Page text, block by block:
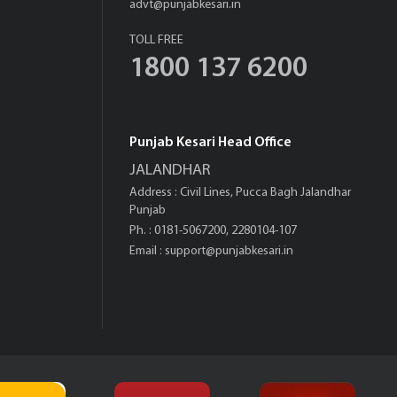
advt@punjabkesari.in
TOLL FREE
1800 137 6200
Punjab Kesari Head Office
JALANDHAR
Address : Civil Lines, Pucca Bagh Jalandhar
Punjab
Ph. : 0181-5067200, 2280104-107
Email : support@punjabkesari.in